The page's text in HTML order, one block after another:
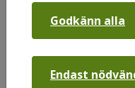
Fakta
Godkänn alla
Endast